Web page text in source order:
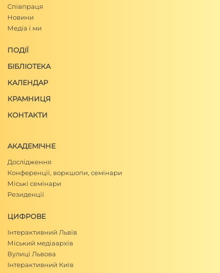
Співпраця
Новини
Медіа і ми
ПОДІЇ
БІБЛІОТЕКА
КАЛЕНДАР
КРАМНИЦЯ
КОНТАКТИ
АКАДЕМІЧНЕ
Дослідження
Конференції, воркшопи, семінари
Міські семінари
Резиденції
ЦИФРОВЕ
Інтерактивний Львів
Міський медіаархів
Вулиці Львова
Інтерактивний Київ